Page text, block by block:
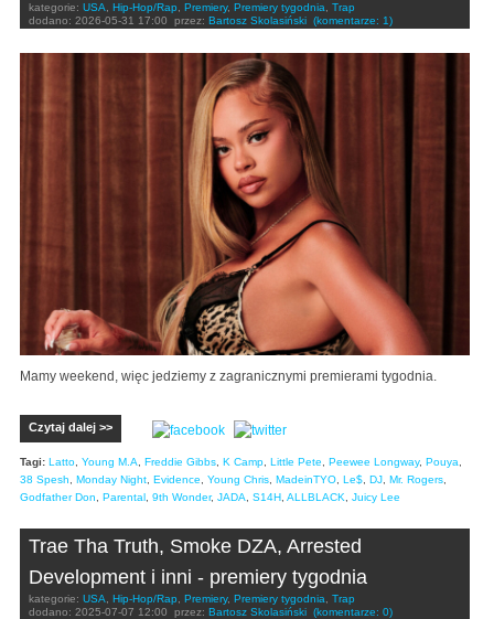
kategorie: USA, Hip-Hop/Rap, Premiery, Premiery tygodnia, Trap
dodano: 2026-05-31 17:00 przez: Bartosz Skolasiński (komentarze: 1)
Mamy weekend, więc jedziemy z zagranicznymi premierami tygodnia.
Czytaj dalej >>
Tagi: Latto Young M.A Freddie Gibbs K Camp Little Pete Peewee Longway, Pouya
38 Spesh
Monday Night Evidence Young Chris MadeinTYO Le$ DJ Mr. Rogers
Godfather Don
Parental 9th Wonder, JADA S14H ALLBLACK Juicy Lee
Trae Tha Truth, Smoke DZA, Arrested
Development i inni - premiery tygodnia
kategorie: USA Hip-Hop/Rap Premiery, Premiery tygodnia
Trap
dodano: 2025-07-07 12:00 przez: Bartosz Skolasiński (komentarze: 0)